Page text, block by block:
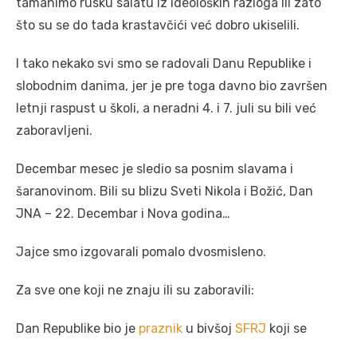
što su se do tada krastavčići već dobro ukiselili.
I tako nekako svi smo se radovali Danu Republike i
slobodnim danima, jer je pre toga davno bio završen
letnji raspust u školi, a neradni 4. i 7. juli su bili već
zaboravljeni.
Decembar mesec je sledio sa posnim slavama i
šaranovinom. Bili su blizu Sveti Nikola i Božić, Dan
JNA – 22. Decembar i Nova godina…
Jajce smo izgovarali pomalo dvosmisleno.
Za sve one koji ne znaju ili su zaboravili:
Dan Republike bio je praznik u bivšoj SFRJ koji se